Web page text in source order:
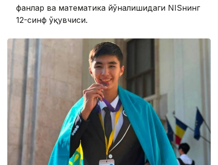
фанлар ва математика йўналишидаги NISнинг
12-синф ўқувчиси.